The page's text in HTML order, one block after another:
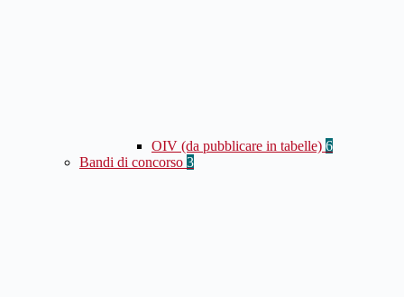
OIV (da pubblicare in tabelle) 6
Bandi di concorso 3